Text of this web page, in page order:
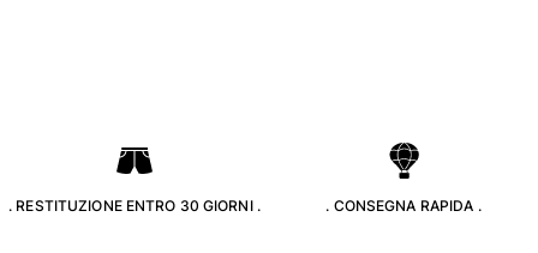
. RESTITUZIONE ENTRO 30 GIORNI . . CONSEGNA RAPIDA .